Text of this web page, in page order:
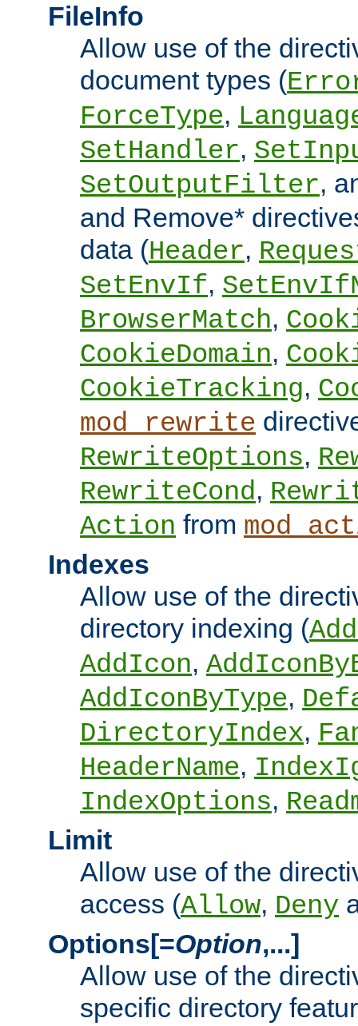
FileInfo
Allow use of the
document types (
ForceType,
SetHandler,
SetOutputFilter,
and Remove*
data (Header,
SetEnvIf,
BrowserMatch,
CookieDomain,
CookieTracking,
mod_rewrite
RewriteOptions,
RewriteCond,
Action from
Indexes
Allow use of the
directory indexing (
AddIcon,
AddIconByType,
DirectoryIndex,
HeaderName,
IndexOptions,
Limit
Allow use of the
access (Allow, Deny
Options[=Option,...]
Allow use of the
specific directory